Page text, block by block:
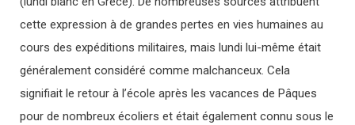
cette expression à de grandes pertes en vies humaines au
cours des expéditions militaires, mais lundi lui-même était
généralement considéré comme malchanceux. Cela
signifiait le retour à l’école après les vacances de Pâques
pour de nombreux écoliers et était également connu sous le